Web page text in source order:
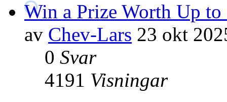
Win a Prize Worth Up
av Chev-Lars 23 okt
0 Svar
4191 Visningar